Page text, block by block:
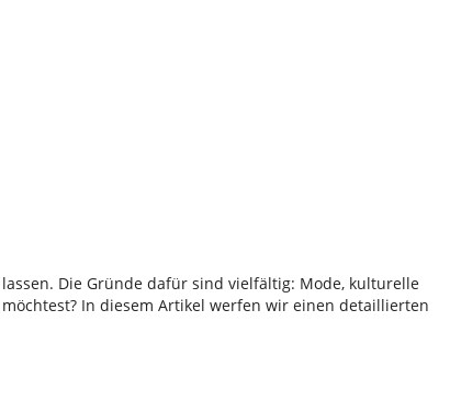
Die Gründe dafür sind vielfältig: Mode, kulturelle
In diesem Artikel werfen wir einen detaillierten